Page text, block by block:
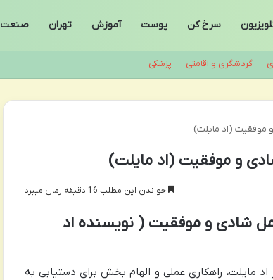
سرخ کن پوست آموزش تهران صنعت
گردشگری و اقامتی پزشکی
موفقیت (اد مایلت)
و موفقیت (اد مایلت)
خواندن این مطلب 16 دقیقه زمان میبرد
شادی و موفقیت ( نویسنده اد
مایلت، راهکاری عملی و الهام بخش برای دستیابی به